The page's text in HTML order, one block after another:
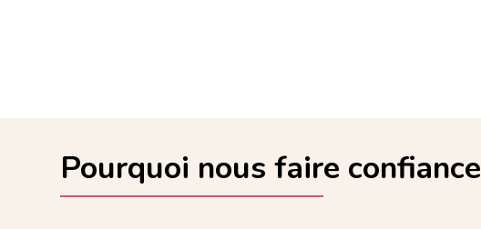
Pourquoi nous faire confiance